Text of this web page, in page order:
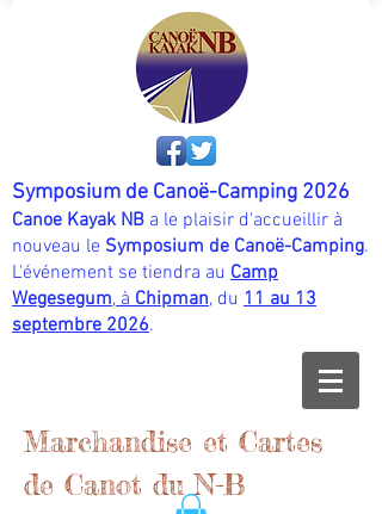
Symposium de Canoë-Camping 2026
Canoe Kayak NB a le plaisir d'accueillir à
nouveau le Symposium de Canoë-Camping.
L'événement se tiendra au Camp
Wegesegum, àChipman, du 11 au 13
septembre 2026.
Marchandise et Cartes
de Canot du N-B